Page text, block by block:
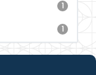
1
1